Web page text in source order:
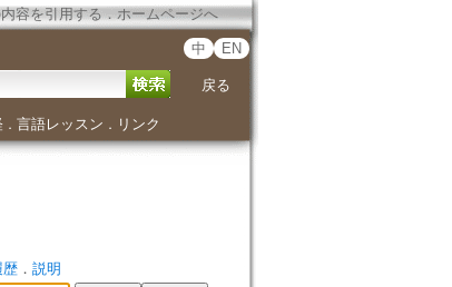
容を引用する ． ホームページへ
中 EN
戻る
． 言語レッスン ． リンク
歴． 説明